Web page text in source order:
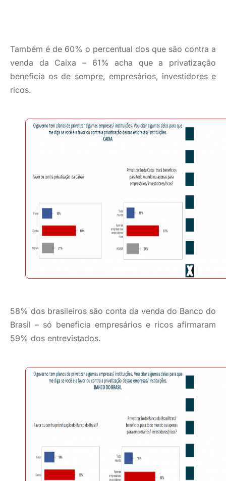
Também é de 60% o percentual dos que são contra a
venda da Caixa – 61% acha que a privatização
beneficia os de sempre, empresários, investidores e
ricos.
58% dos brasileiros são conta da venda do Banco do
Brasil – só beneficia empresários e ricos afirmaram
59% dos entrevistados.